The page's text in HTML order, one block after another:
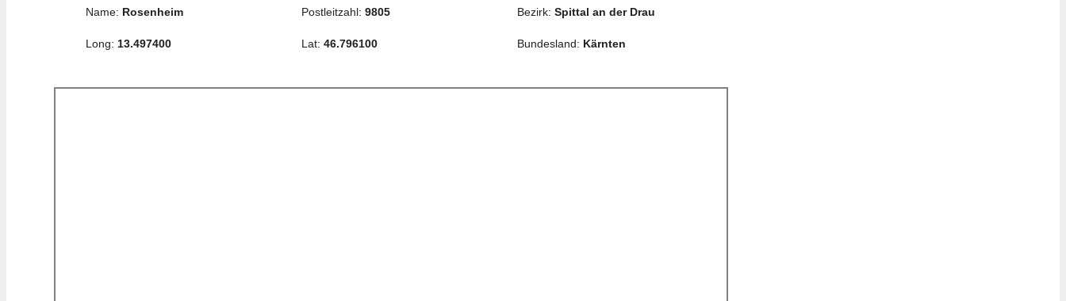
Name: Rosenheim Postleitzahl: 9805 Bezirk: Spittal an der Drau
Long: 13.497400 Lat: 46.796100 Bundesland: Kärnten